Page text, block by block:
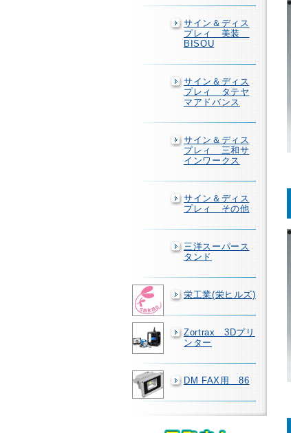
サイン＆ディス
プレィ 美装
BISOU
サイン＆ディス
プレィ タテヤ
マアドバンス
サイン＆ディス
プレィ 三和サ
インワークス
サイン＆ディス
プレィ その他
三洋スーパース
タンド
栄工業(栄ヒルズ)
Zortrax 3Dプリ
ンター
DM FAX用 86